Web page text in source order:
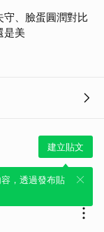
、臉蛋圓潤對比
是美
建立貼文
，透過發布貼